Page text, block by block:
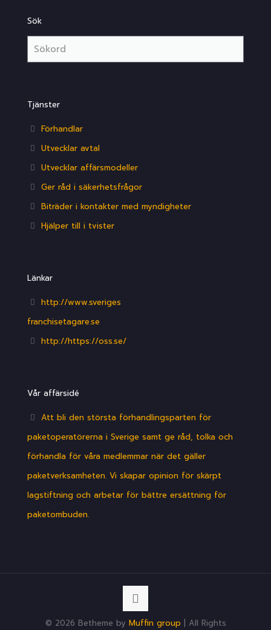
Sök
Tjänster
Förhandlar
Utvecklar avtal
Utvecklar affärsmodeller
Ger råd i säkerhetsfrågor
Biträder i kontakter med myndigheter
Hjälper till i tvister
Länkar
http://www.sveriges
franchisetagare.se
http://https://oss.se/
Vår affärsidé
Att bli den största förhandlingsparten för
paketoperatörerna i Sverige samt ge råd, tolka och
förhandla för våra medlemmar när det gäller
paketverksamheten. Vi skapar opinion för skärpt
lagstiftning och arbetar för bättre ersättning för
paketombuden.
© 2026 Betheme by Muffin group | All Rights